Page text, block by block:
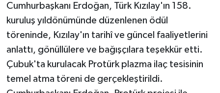
Cumhurbaşkanı Erdoğan, Türk Kızılay'ın 158.
kuruluş yıldönümünde düzenlenen ödül
töreninde, Kızılay'ın tarihî ve güncel faaliyetlerini
anlattı, gönüllülere ve bağışçılara teşekkür etti.
Çubuk'ta kurulacak Protürk plazma ilaç tesisinin
temel atma töreni de gerçekleştirildi.